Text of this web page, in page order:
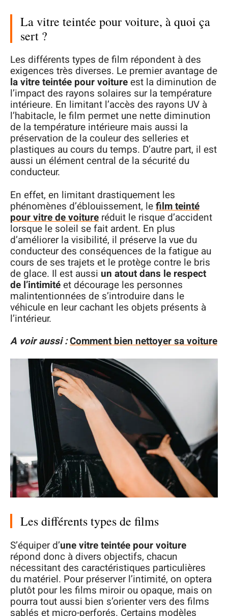
La vitre teintée pour voiture, à quoi ça
sert ?
Les différents types de film répondent à des
exigences très diverses. Le premier avantage de
la vitre teintée pour voitureest la diminution de
l’impact des rayons solaires sur la température
intérieure. En limitant l’accès des rayons UV à
l’habitacle, le film permet une nette diminution
de la température intérieure mais aussi la
préservation de la couleur des selleries et
plastiques au cours du temps. D’autre part, il est
aussi un élément central de la sécurité du
conducteur.
En effet, en limitant drastiquement les
phénomènes d’éblouissement, lefilm teinté
pour vitre de voiture réduit le risque d’accident
lorsque le soleil se fait ardent. En plus
d’améliorer la visibilité, il préserve la vue du
conducteur des conséquences de la fatigue au
cours de ses trajets et le protège contre le bris
de glace. Il est aussi un atout dans le respect
de l’intimitéet décourage les personnes
malintentionnées de s’introduire dans le
véhicule en leur cachant les objets présents à
l’intérieur.
A voir aussi :Comment bien nettoyer sa voiture
Les différents types de films
S’équiper d’une vitre teintée pour voiture
répond donc à divers objectifs, chacun
nécessitant des caractéristiques particulières
du matériel. Pour préserver l’intimité, on optera
plutôt pour les films miroir ou opaque, mais on
pourra tout aussi bien s’orienter vers des films
sablés et micro-perforés. Certains modèles